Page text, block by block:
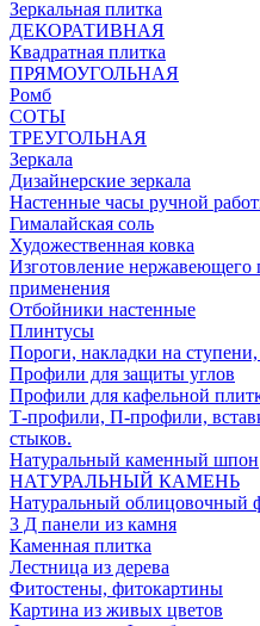
Зеркальная плитка
ДЕКОРАТИВНАЯ
Квадратная плитка
ПРЯМОУГОЛЬНАЯ
Ромб
СОТЫ
ТРЕУГОЛЬНАЯ
Зеркала
Дизайнерские зеркала
Настенные часы ручной
Гималайская соль
Художественная ковка
Изготовление нержавеющего
применения
Отбойники настенные
Плинтусы
Пороги, накладки на
Профили для защиты углов
Профили для кафельной
Т-профили, П-профили,
стыков.
Натуральный каменный шпон
НАТУРАЛЬНЫЙ КАМЕНЬ
Натуральный облицовочный
3 Д панели из камня
Каменная плитка
Лестница из дерева
Фитостены, фитокартины
Картина из живых цветов